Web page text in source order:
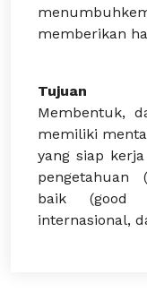
memberikan
Tujuan
Membentuk,
memiliki
yang siap
pengetahuan
baik (good
internasional,